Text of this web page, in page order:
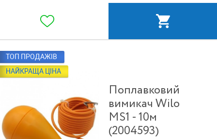
ТОП ПРОДАЖІВ
НАЙКРАЩА ЦІНА
Поплавковий
вимикач Wilo
MS1 - 10м
(2004593)